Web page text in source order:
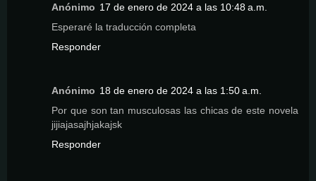
Anónimo 17 de enero de 2024 a las 10:48 a.m.
Esperaré la traducción completa
Responder
Anónimo 18 de enero de 2024 a las 1:50 a.m.
Por que son tan musculosas las chicas de este novela
jijiajasajhjakajsk
Responder